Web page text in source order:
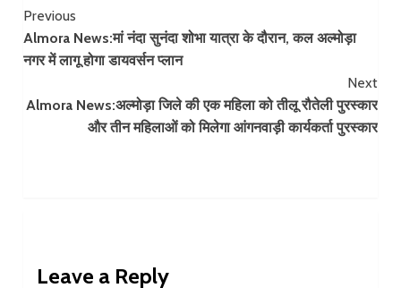
Continue
Reading
Previous
Almora News:मां नंदा सुनंदा शोभा यात्रा के दौरान, कल अल्मोड़ा
नगर में लागू होगा डायवर्सन प्लान
Next
Almora News:अल्मोड़ा जिले की एक महिला को तीलू रौतेली पुरस्कार
और तीन महिलाओं को मिलेगा आंगनवाड़ी कार्यकर्ता पुरस्कार
Leave a Reply